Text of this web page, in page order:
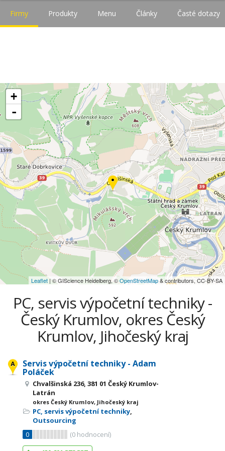
Firmy Produkty Menu Články Časté dotazy
+
-
Leaflet| © GIScience Heidelberg, ©OpenStreetMap& contributors, CC-BY-SA
PC, servis výpočetní techniky -
Český Krumlov, okres Český
Krumlov, Jihočeský kraj
Servis výpočetní techniky - Adam
Poláček
Chvalšinská 236, 381 01 Český Krumlov-
Latrán
okres Český Krumlov, Jihočeský kraj
PC, servis výpočetní techniky,
Outsourcing
0
(0 hodnocení)